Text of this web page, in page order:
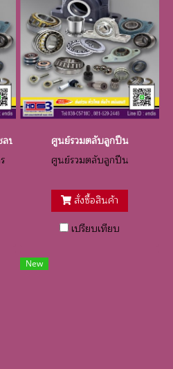
รี
ศูนย์รวมตลับลูกปืน
ศูนย์รวมตลับลูกปืน
สั่งซื้อสินค้า
เปรียบเทียบ
New